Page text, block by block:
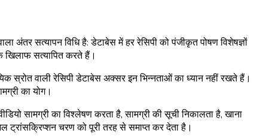
अंतर सत्यापन विधि है: डेटाबेस में हर रेसिपी को पंजीकृत पोषण विशेषज्ञों
खिलाफ सत्यापित करते हैं।
वाली रेसिपी डेटाबेस अक्सर इन भिन्नताओं का ध्यान नहीं रखते हैं।
का योग।
सामग्री का विश्लेषण करता है, सामग्री की सूची निकालता है, खाना
ट्रांसक्रिप्शन चरण को पूरी तरह से समाप्त कर देता है।